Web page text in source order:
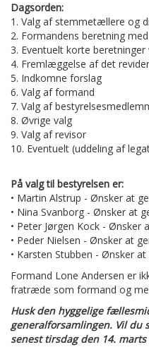
Dagsorden:
1. Valg af stemmetællere og
2. Formandens beretning
3. Eventuelt korte beretninger
4. Fremlæggelse af det
5. Indkomne forslag
6. Valg af formand
7. Valg af
8. Øvrige valg
9. Valg af revisor
10. Eventuelt (uddeling af
På valg til bestyrelsen er:
• Martin Alstrup - Ønsker at
• Nina Svanborg - Ønsker at
• Peter Jørgen Kock - Ønsker
• Peder Nielsen - Ønsker at
• Karsten Stubben - Ønsker
Formand Lone Andersen er
fratræde som formand og
Husk den hyggelige
generalforsamlingen. Vil du
senest tirsdag den 14.